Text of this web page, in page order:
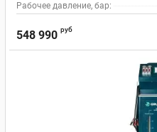
Рабочее давление, бар:
548 990 руб